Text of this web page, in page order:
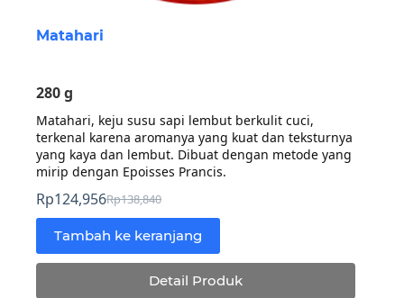
Matahari
280 g
Matahari, keju susu sapi lembut berkulit cuci,
terkenal karena aromanya yang kuat dan teksturnya
yang kaya dan lembut. Dibuat dengan metode yang
mirip dengan Epoisses Prancis.
Rp138,840
Harga
aslinya
adalah:
Rp138,840.
Rp124,956Harga
saat
ini
adalah:
Rp124,956.
Tambah ke keranjang
Detail Produk